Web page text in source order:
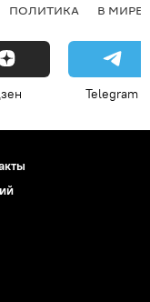
ПОЛИТИКА В МИРЕ
Telegram